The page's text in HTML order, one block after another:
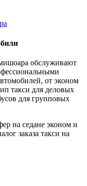
обслуживают
от эконом
такси для деловых
для групповых
на седане эконом и
заказа такси на